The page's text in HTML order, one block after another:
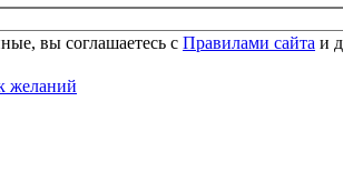
вы соглашаетесь с Правилами сайта и
желаний